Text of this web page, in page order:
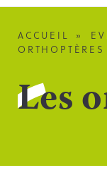
ACCUEIL »
ORTHOPTÈRES
Les